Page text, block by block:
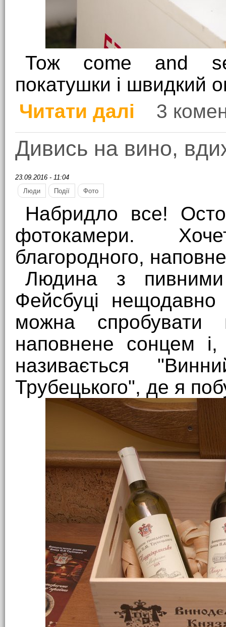
Тож come and
покатушки і швидкий
Читати далі
про Прийди і
3
Дивись на вино,
23.09.2016 - 11:04
Люди
Події Фото
Набридло все!
фотокамери.
благородного,
Людина з
Фейсбуці
можна спробувати
наповнене сонцем
називається
Трубецького", де я